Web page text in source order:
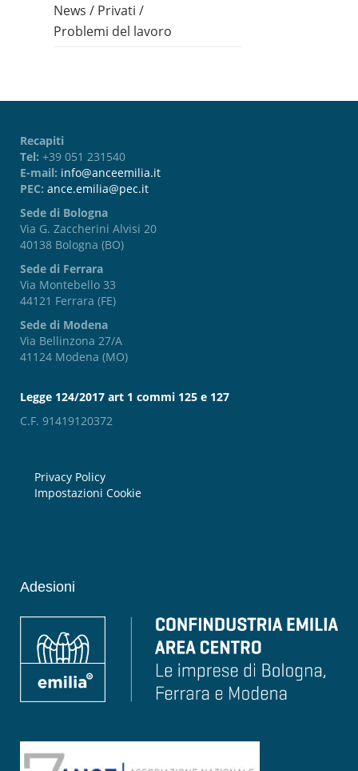
News / Privati /
Problemi del lavoro
Recapiti
Tel: +39 051 231540
E-mail: info@anceemilia.it
PEC: ance.emilia@pec.it
Sede di Bologna
Via G. Zaccherini Alvisi 20
40138 Bologna (BO)
Sede di Ferrara
Via Montebello 33
44121 Ferrara (FE)
Sede di Modena
Via Bellinzona 27/A
41124 Modena (MO)
Legge 124/2017 art 1 commi 125 e 127
C.F. 91419120372
Privacy Policy
Impostazioni Cookie
Adesioni